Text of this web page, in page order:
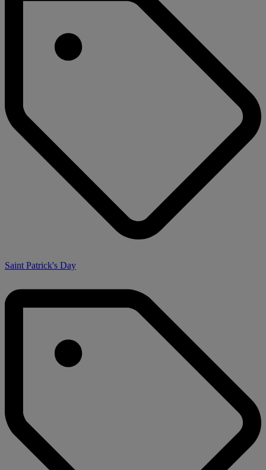
Saint Patrick's Day